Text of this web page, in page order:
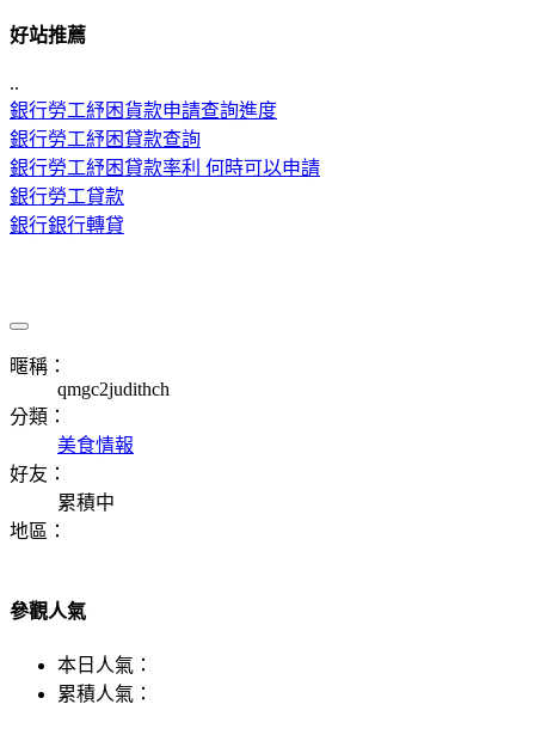
好站推薦
..
銀行勞工紓困貨款申請查詢進度
銀行勞工紓困貸款查詢
銀行勞工紓困貸款率利 何時可以申請
銀行勞工貸款
銀行銀行轉貸
暱稱：
qmgc2judithch
分類：
美食情報
好友：
累積中
地區：
參觀人氣
本日人氣：
累積人氣：